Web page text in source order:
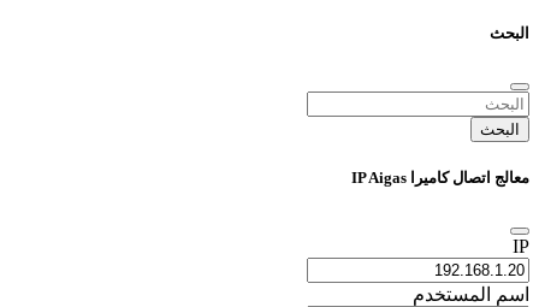
البحث
البحث
معالج اتصال كاميرا IP Aigas
IP
اسم المستخدم